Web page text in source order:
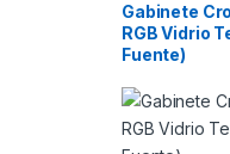
Gabinete
RGB Vidrio
Fuente)